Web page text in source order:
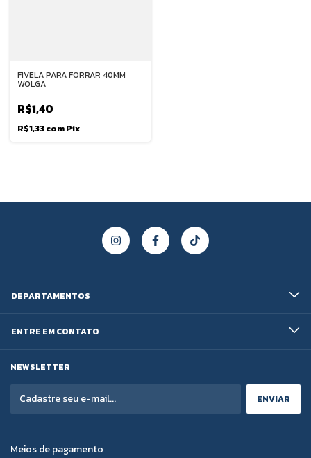
FIVELA PARA FORRAR 40MM
WOLGA
R$1,40
R$1,33comPix
DEPARTAMENTOS
ENTRE EM CONTATO
NEWSLETTER
Meios de pagamento